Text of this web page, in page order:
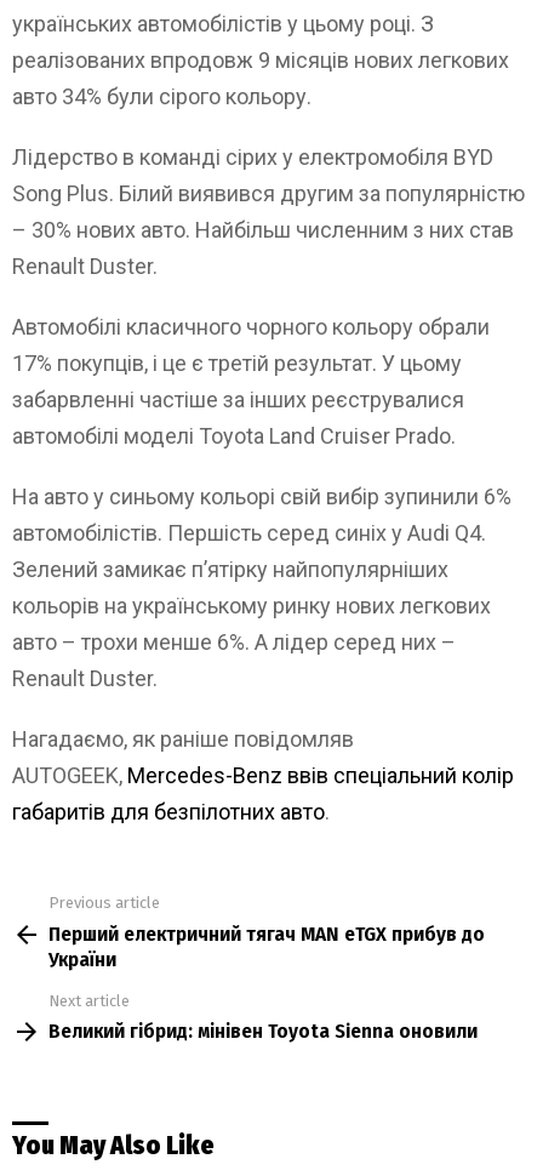
українських автомобілістів у цьому році. З
реалізованих впродовж 9 місяців нових легкових
авто 34% були сірого кольору.
Лідерство в команді сірих у електромобіля BYD
Song Plus. Білий виявився другим за популярністю
– 30% нових авто. Найбільш численним з них став
Renault Duster.
Автомобілі класичного чорного кольору обрали
17% покупців, і це є третій результат. У цьому
забарвленні частіше за інших реєструвалися
автомобілі моделі Toyota Land Cruiser Prado.
На авто у синьому кольорі свій вибір зупинили 6%
автомобілістів. Першість серед синіх у Audi Q4.
Зелений замикає п’ятірку найпопулярніших
кольорів на українському ринку нових легкових
авто – трохи менше 6%. А лідер серед них –
Renault Duster.
Нагадаємо, як раніше повідомляв
AUTOGEEK, Mercedes-Benz ввів спеціальний колір
габаритів для безпілотних авто.
more
Previous article
Перший електричний тягач MAN eTGX прибув до
України
Next article
Великий гібрид: мінівен Toyota Sienna оновили
You May Also Like